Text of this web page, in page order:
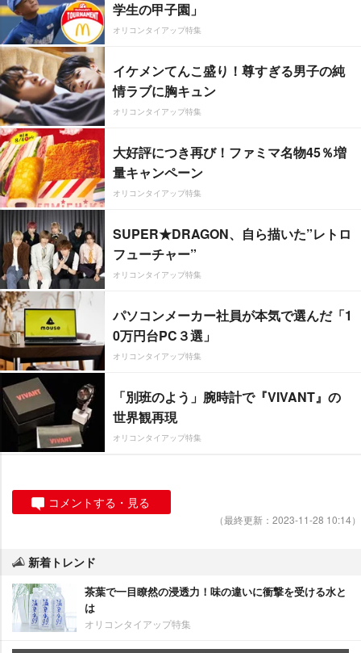
学生の甲子園」
オリコンタイアップ特集
イケメンてんこ盛り！尊すぎる男子の純
情ラブに胸キュン
オリコンタイアップ特集
大好評につき再び！ファミマ名物45％増
量キャンペーン
オリコンタイアップ特集
SUPER★DRAGON、自ら描いた”レトロ
フューチャー”
オリコンタイアップ特集
パソコンメーカー社員が本気で選んだ「1
0万円台PC３選」
オリコンタイアップ特集
「別班のよう」腕時計で『VIVANT』の
世界観再現
オリコンタイアップ特集
コメントする・見る
（最終更新：2023-11-28 10:14）
新着トレンド
茶葉で一目瞭然の浸透力！味の違いに衝撃を受ける水と
は
オリコンタイアップ特集